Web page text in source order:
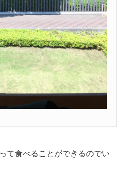
て食べることができるのでい